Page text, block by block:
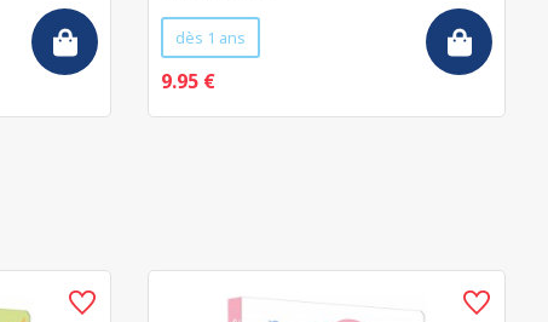
dès 1 ans
9.95 €